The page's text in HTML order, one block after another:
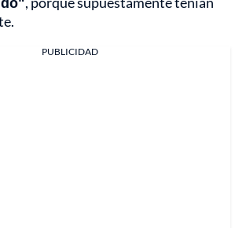
PUBLICIDAD